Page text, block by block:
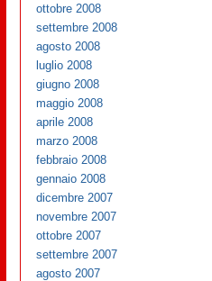
ottobre 2008
settembre 2008
agosto 2008
luglio 2008
giugno 2008
maggio 2008
aprile 2008
marzo 2008
febbraio 2008
gennaio 2008
dicembre 2007
novembre 2007
ottobre 2007
settembre 2007
agosto 2007